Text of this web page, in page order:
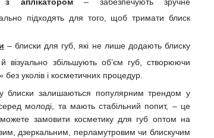
підходять для того, щоб тримати блиск
– блиски для губ, які не лише додають блиску
збільшують об’єм губ, створюючи
без уколів і косметичних процедур.
залишаються популярним трендом у
молоді, та мають стабільний попит, – це
можете замовити косметику для губ оптом на
дзеркальним, перламутровим чи блискучим